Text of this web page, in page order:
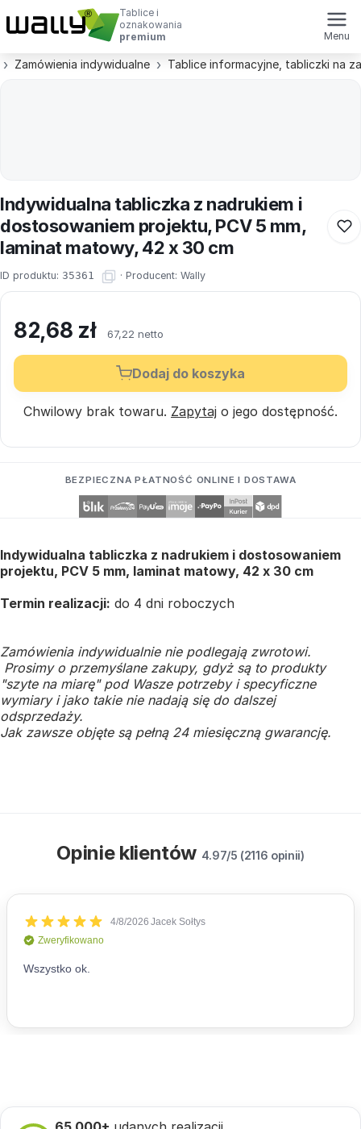
Tablice i
oznakowania
premium
Menu
Zamówienia indywidualne Tablice informacyjne, tabliczki na
Indywidualna tabliczka z nadrukiem i
dostosowaniem projektu, PCV 5 mm,
laminat matowy, 42 x 30 cm
ID produktu: 35361 · Producent: Wally
82,68 zł 67,22 netto
Dodaj do koszyka
Chwilowy brak towaru. Zapytaj o jego dostępność.
BEZPIECZNA PŁATNOŚĆ ONLINE I DOSTAWA
Indywidualna tabliczka z nadrukiem i dostosowaniem
projektu, PCV 5 mm, laminat matowy, 42 x 30 cm
Termin realizacji: do 4 dni roboczych
Zamówienia indywidualnie nie podlegają zwrotowi.
Prosimy o przemyślane zakupy, gdyż są to produkty
"szyte na miarę" pod Wasze potrzeby i specyficzne
wymiary i jako takie nie nadają się do dalszej
odsprzedaży.
Jak zawsze objęte są pełną 24 miesięczną gwarancję.
Opinie klientów 4.97/5 (2116 opinii)